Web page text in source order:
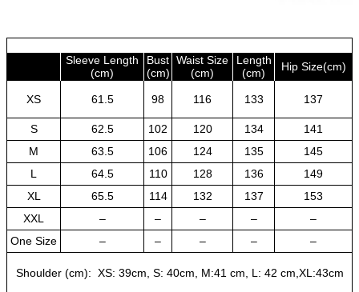
количина
Sleeve Length
(cm)
Bust
(cm)
Waist Size
(cm)
Length
(cm)
Hip Size(cm)
XS 61.5 98 116 133 137
S 62.5 102 120 134
141
M
63.5 106 124 135
145
L
64.5 110 128 136
149
XL
65.5 114 132 137
153
XXL
– – – –
–
One Size
– – – – –
Shoulder (cm): XS: 39cm, S: 40cm, M:41 cm, L: 42 cm,XL:43cm